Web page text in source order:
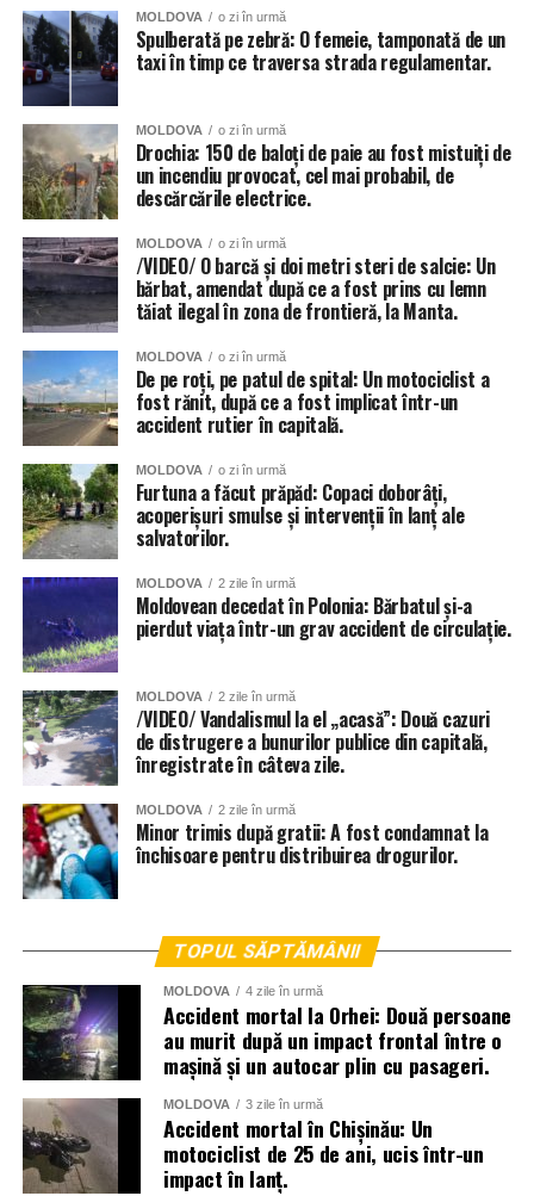
MOLDOVA o zi în urmă
Spulberată pe zebră: O femeie, tamponată de un
taxi în timp ce traversa strada regulamentar.
MOLDOVA o zi în urmă
Drochia: 150 de baloți de paie au fost mistuiți de
un incendiu provocat, cel mai probabil, de
descărcările electrice.
MOLDOVA o zi în urmă
/VIDEO/ O barcă și doi metri steri de salcie: Un
bărbat, amendat după ce a fost prins cu lemn
tăiat ilegal în zona de frontieră, la Manta.
MOLDOVA o zi în urmă
De pe roți, pe patul de spital: Un motociclist a
fost rănit, după ce a fost implicat într-un
accident rutier în capitală.
MOLDOVA o zi în urmă
Furtuna a făcut prăpăd: Copaci doborâți,
acoperișuri smulse și intervenții în lanț ale
salvatorilor.
MOLDOVA 2 zile în urmă
Moldovean decedat în Polonia: Bărbatul și-a
pierdut viața într-un grav accident de circulație.
MOLDOVA 2 zile în urmă
/VIDEO/ Vandalismul la el „acasă”: Două cazuri
de distrugere a bunurilor publice din capitală,
înregistrate în câteva zile.
MOLDOVA 2 zile în urmă
Minor trimis după gratii: A fost condamnat la
închisoare pentru distribuirea drogurilor.
TOPUL SĂPTĂMÂNII
MOLDOVA 4 zile în urmă
Accident mortal la Orhei: Două persoane
au murit după un impact frontal între o
mașină și un autocar plin cu pasageri.
MOLDOVA 3 zile în urmă
Accident mortal în Chișinău: Un
motociclist de 25 de ani, ucis într-un
impact în lanț.